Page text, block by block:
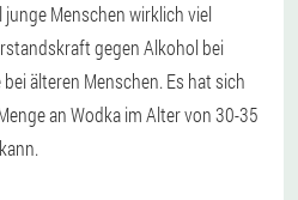
Menschen wirklich viel
gegen Alkohol bei
älteren Menschen. Es hat sich
an Wodka im Alter von 30-35